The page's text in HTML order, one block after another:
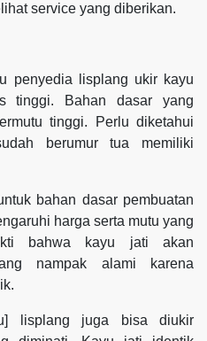
service yang diberikan.
penyedia lisplang ukir kayu
tinggi. Bahan dasar yang
tinggi. Perlu diketahui
berumur tua memiliki
bahan dasar pembuatan
harga serta mutu yang
bahwa kayu jati akan
nampak alami karena
lisplang juga bisa diukir